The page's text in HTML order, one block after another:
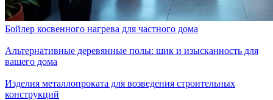
Бойлер косвенного нагрева для частного дома
Альтернативные деревянные полы: шик и изысканность для
вашего дома
Изделия металлопроката для возведения строительных
конструкций